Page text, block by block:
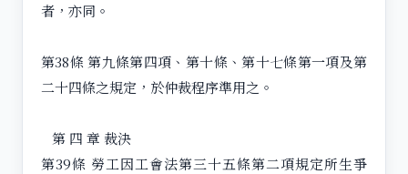
者，亦同。
第38條 第九條第四項、第十條、第十七條第一項及第
二十四條之規定，於仲裁程序準用之。
第 四 章 裁決
第39條 勞工因工會法第三十五條第二項規定所生爭